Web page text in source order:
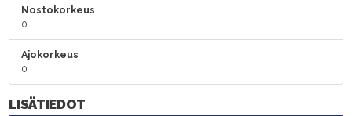
Nostokorkeus
0
Ajokorkeus
0
LISÄTIEDOT